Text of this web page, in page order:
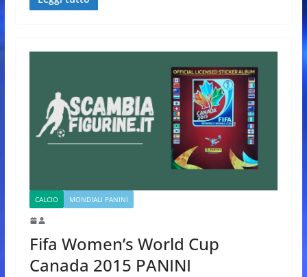
CALCIO MONDIALI PANINI
Fifa Women’s World Cup
Canada 2015 PANINI